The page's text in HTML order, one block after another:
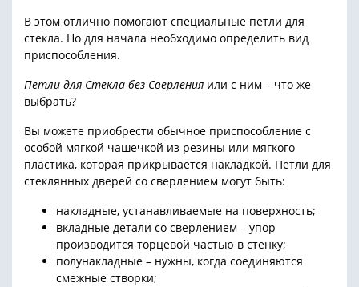
В этом отлично помогают специальные петли для
стекла. Но для начала необходимо определить вид
приспособления.
Петли для Стекла без Сверления или с ним – что же
выбрать?
Вы можете приобрести обычное приспособление с
особой мягкой чашечкой из резины или мягкого
пластика, которая прикрывается накладкой. Петли для
стеклянных дверей со сверлением могут быть:
накладные, устанавливаемые на поверхность;
вкладные детали со сверлением – упор
производится торцевой частью в стенку;
полунакладные – нужны, когда соединяются
смежные створки;